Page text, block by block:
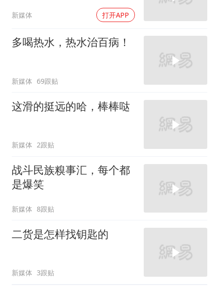
新媒体 打开APP
多喝热水，热水治百病！
新媒体 69跟贴
这滑的挺远的哈，棒棒哒
新媒体 2跟贴
战斗民族糗事汇，每个都
是爆笑
新媒体 8跟贴
二货是怎样找钥匙的
新媒体 3跟贴